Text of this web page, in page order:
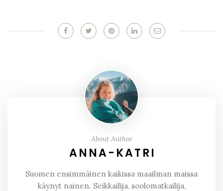
About Author
ANNA-KATRI
Suomen ensimmäinen kaikissa maailman maissa
käynyt nainen. Seikkailija, soolomatkailija,